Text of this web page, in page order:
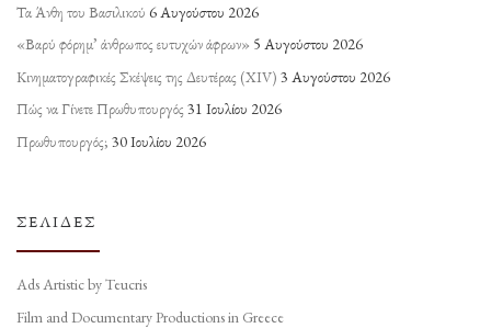
Τα Άνθη του Βασιλικού 6 Αυγούστου 2026
«Βαρύ φόρημ’ άνθρωπος ευτυχών άφρων» 5 Αυγούστου 2026
Κινηματογραφικές Σκέψεις της Δευτέρας (ΧΙV) 3 Αυγούστου 2026
Πώς να Γίνετε Πρωθυπουργός 31 Ιουλίου 2026
Πρωθυπουργός; 30 Ιουλίου 2026
ΣΕΛΊΔΕΣ
Ads Artistic by Teucris
Film and Documentary Productions in Greece